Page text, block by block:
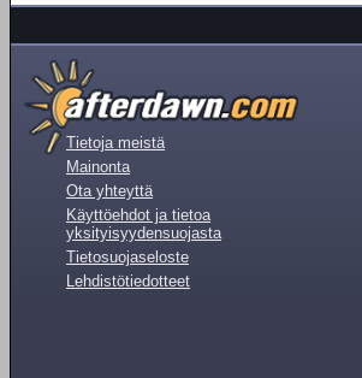
Tietoja meistä
Mainonta
Ota yhteyttä
Käyttöehdot ja tietoa
yksityisyydensuojasta
Tietosuojaseloste
Lehdistötiedotteet